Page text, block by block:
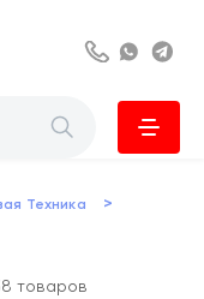
8 800 222 63
Техника >
товаров